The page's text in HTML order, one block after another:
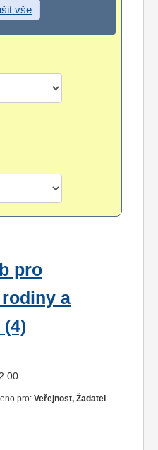
vše
pro
a
pro: Veřejnost, Žadatel